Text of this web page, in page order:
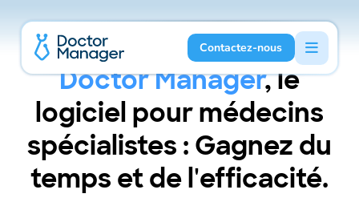
Contactez-nous
Doctor Manager, le
logiciel pour médecins
spécialistes : Gagnez du
temps et de l'efficacité.